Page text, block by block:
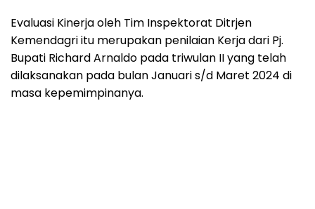
Evaluasi Kinerja oleh Tim Inspektorat Ditrjen
Kemendagri itu merupakan penilaian Kerja dari Pj.
Bupati Richard Arnaldo pada triwulan II yang telah
dilaksanakan pada bulan Januari s/d Maret 2024 di
masa kepemimpinanya.